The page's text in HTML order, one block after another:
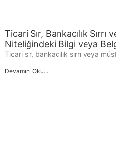
Ticari Sır, Bankacılık Sırrı
Niteliğindeki Bilgi veya
Ticari sır, bankacılık sırrı veya
Devamını Oku...